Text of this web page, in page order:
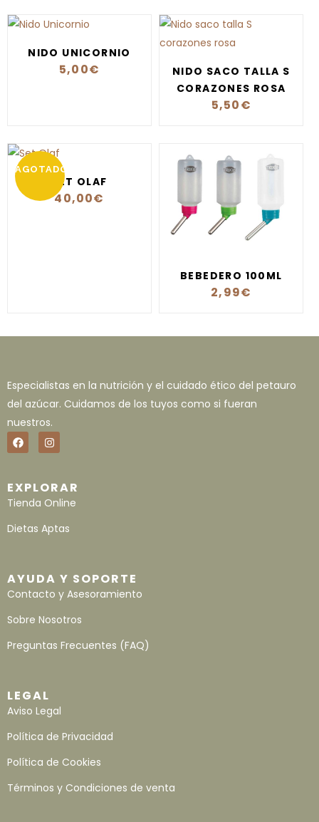
NIDO UNICORNIO
5,00€
NIDO SACO TALLA S
CORAZONES ROSA
5,50€
AGOTADO
SET OLAF
40,00€
BEBEDERO 100ML
2,99€
Especialistas en la nutrición y el cuidado ético del petauro
del azúcar. Cuidamos de los tuyos como si fueran
nuestros.
EXPLORAR
Tienda Online
Dietas Aptas
AYUDA Y SOPORTE
Contacto y Asesoramiento
Sobre Nosotros
Preguntas Frecuentes (FAQ)
LEGAL
Aviso Legal
Política de Privacidad
Política de Cookies
Términos y Condiciones de venta